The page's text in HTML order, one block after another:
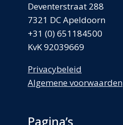
Deventerstraat 288
7321 DC Apeldoorn
+31 (0) 651184500
KvK 92039669
Privacybeleid
Algemene voorwaarden
Pagina’s